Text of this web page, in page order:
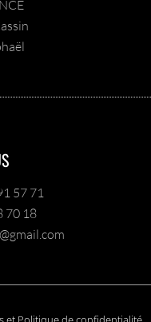
57 71
70 18